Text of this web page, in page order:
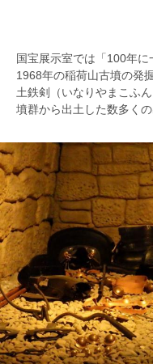
国宝展示室では「100年に
1968年の稲荷山古墳の発
土鉄剣（いなりやまこふ
墳群から出土した数多く